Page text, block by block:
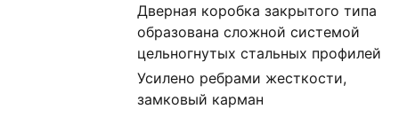
Дверная коробка закрытого типа
образована сложной системой
цельногнутых стальных профилей
Усилено ребрами жесткости,
замковый карман